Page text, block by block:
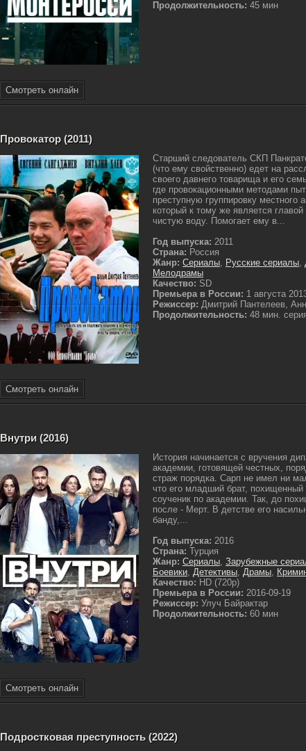
Продолжительность: 45 мин
Смотреть онлайн
Провокатор (2011)
Старший следователь СКП
(что ему свойственно) едет на
своего давнего товарища и его
где провокационными методами
преступную группировку местного
который к тому же является
чистую воду. Помогает ему в...
Год выпуска: 2011
Страна: Россия
Жанр: Сериалы, Русские сериалы,
Мелодрамы
Качество: SD
Премьера в России: 1 августа
Режиссер: Дмитрий Пантелеев,
Продолжительность: 48 мин.
Смотреть онлайн
Внутри (2016)
История начинается с вручения
академии, готовящей честных,
страж порядка. Сарп не имел ни
что его младший брат, похищенный
соученик по академии. Так, до
после - Мерт. В детстве его
банду,...
Год выпуска: 2016
Страна: Турция
Жанр: Сериалы, Зарубежные
Боевики, Детективы, Драмы,
Качество: HD (720p)
Премьера в России: 2016-09-19
Режиссер: Улуч Байрактар
Продолжительность: 60 мин
Смотреть онлайн
Подростковая преступность (2022)